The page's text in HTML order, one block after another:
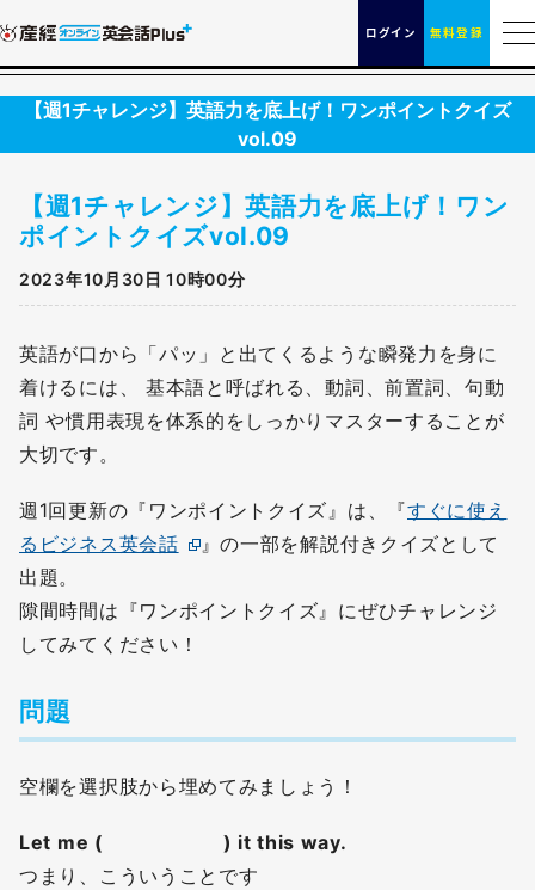
ログイン 無料登録
【週1チャレンジ】英語力を底上げ！ワンポイントクイズ
vol.09
【週1チャレンジ】英語力を底上げ！ワン
ポイントクイズvol.09
2023年10月30日 10時00分
英語が口から「パッ」と出てくるような瞬発力を身に
着けるには、 基本語と呼ばれる、動詞、前置詞、句動
詞 や慣用表現を体系的をしっかりマスターすることが
大切です。
週1回更新の『ワンポイントクイズ』は、『すぐに使え
るビジネス英会話
』の一部を解説付きクイズとして
出題。
隙間時間は『ワンポイントクイズ』にぜひチャレンジ
してみてください！
問題
空欄を選択肢から埋めてみましょう！
Let me ( ) it this way.
つまり、こういうことです